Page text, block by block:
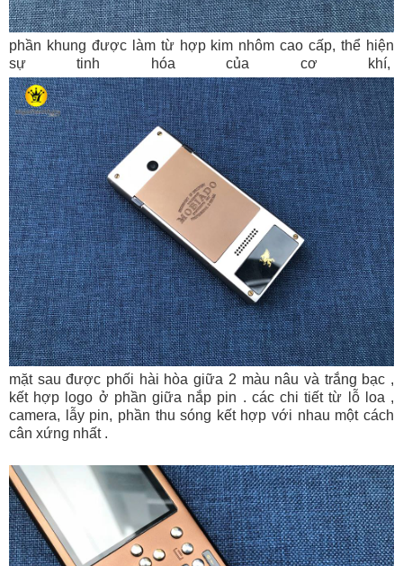
phần khung được làm từ hợp kim nhôm cao cấp, thể hiện
sự tinh hóa của cơ khí,
mặt sau được phối hài hòa giữa 2 màu nâu và trắng bạc ,
kết hợp logo ở phần giữa nắp pin . các chi tiết từ lỗ loa ,
camera, lẫy pin, phần thu sóng kết hợp với nhau một cách
cân xứng nhất .